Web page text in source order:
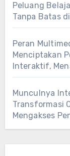
Peluang
Tanpa Batas
Peran
Menciptakan
Interaktif,
Munculnya
Transformasi
Mengakses